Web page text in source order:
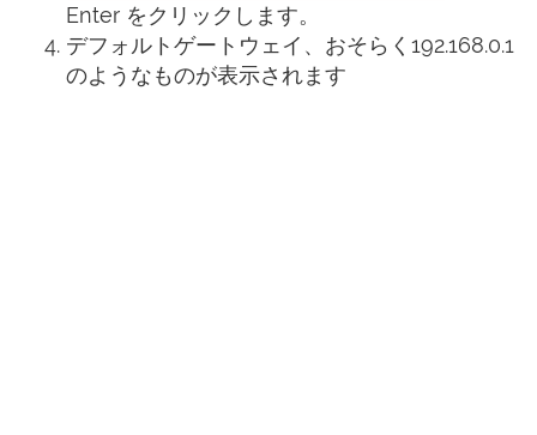
Enter をクリックします。
デフォルトゲートウェイ、おそらく192.168.0.1
のようなものが表示されます